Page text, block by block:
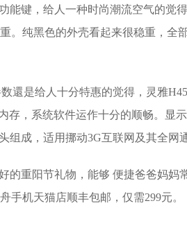
能键，给人一种时尚潮流空气的觉
。纯黑色的外壳看起来很稳重，全
還是给人十分特惠的觉得，灵雅
存，系统软件运作十分的顺畅。
显
组成，适用挪动3G互联网及其全网
的重阳节礼物，能够 便捷爸爸妈妈
手机天猫店顺丰包邮，仅需299元。